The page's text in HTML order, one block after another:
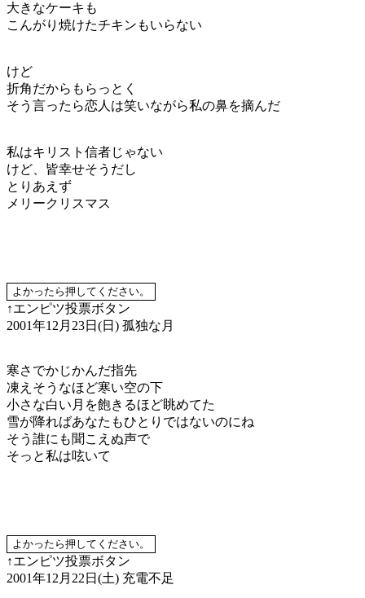
大きなケーキも
こんがり焼けたチキンもいらない
けど
折角だからもらっとく
そう言ったら恋人は笑いながら私の鼻を摘んだ
私はキリスト信者じゃない
けど、皆幸せそうだし
とりあえず
メリークリスマス
↑エンピツ投票ボタン
2001年12月23日(日) 孤独な月
寒さでかじかんだ指先
凍えそうなほど寒い空の下
小さな白い月を飽きるほど眺めてた
雪が降ればあなたもひとりではないのにね
そう誰にも聞こえぬ声で
そっと私は呟いて
↑エンピツ投票ボタン
2001年12月22日(土) 充電不足